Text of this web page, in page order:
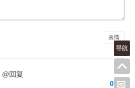
表情
@回复
0楼
导航